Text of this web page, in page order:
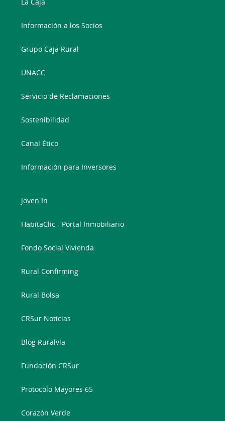
Información a los Socios
Grupo Caja Rural
UNACC
Servicio de Reclamaciones
Sostenibilidad
Canal Ético
Información para Inversores
Joven In
HabitaClic - Portal Inmobiliario
Fondo Social Vivienda
Rural Confirming
Rural Bolsa
CRSur Noticias
Blog Ruralvía
Fundación CRSur
Protocolo Mayores 65
Corazón Verde